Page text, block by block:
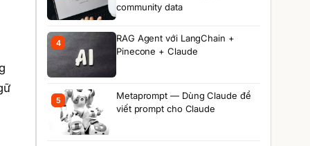
community data
4
RAG Agent với LangChain +
Pinecone + Claude
5
Metaprompt — Dùng Claude để
viết prompt cho Claude